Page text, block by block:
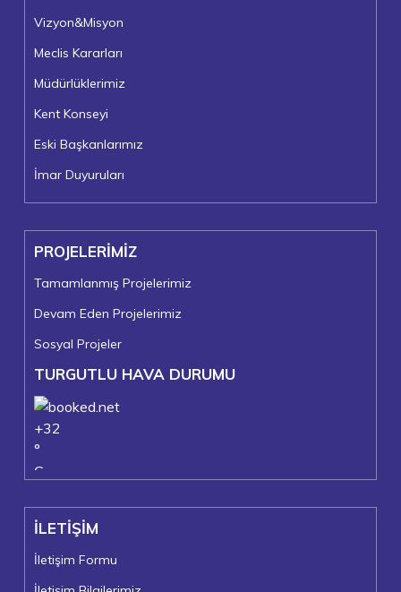
Vizyon&Misyon
Meclis Kararları
Müdürlüklerimiz
Kent Konseyi
Eski Başkanlarımız
İmar Duyuruları
PROJELERİMİZ
Tamamlanmış Projelerimiz
Devam Eden Projelerimiz
Sosyal Projeler
TURGUTLU HAVA DURUMU
+32
°
C
Turgutlu
Pazar, 09
İLETİŞİM
İletişim Formu